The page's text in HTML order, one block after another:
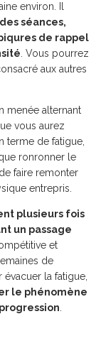
environ. Il
séances,
de rappel
. Vous pourrez
aux autres
menée alternant
vous aurez
terme de fatigue,
ronronner le
faire remonter
entrepris.
plusieurs fois
un passage
et
de
la fatigue,
le phénomène